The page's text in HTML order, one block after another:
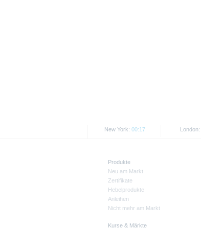
New York: 00:17 London:
Produkte
Neu am Markt
Zertifikate
Hebelprodukte
Anleihen
Nicht mehr am Markt
Kurse & Märkte